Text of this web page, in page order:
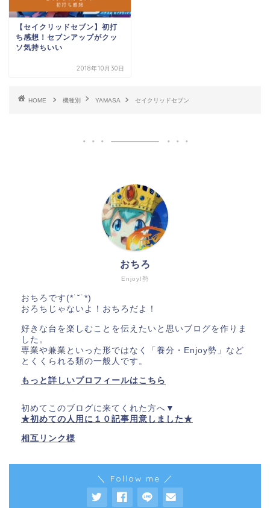
【セイクリッドセブン】初打
ち感想！セブンアップがクッ
ソ気持ちいい
2018年10月30日
HOME 機種別 YAMASA セイクリッドセブン
Enjoy!勢
おちろ
おちろです(*˙˘˙*)
おろちじゃないよ！おちろだよ！
好きな台を楽しむことを伝えたいと思いブログを作りま
した。
専業や兼業といった形ではなく「養分・Enjoy勢」など
とくくられる類の一般人です。
もっと詳しいプロフィールはこちら
初めてこのブログに来てくれた方へ▼
★初めての人用に１０記事用意しました★
相互リンク様
＼ Follow me ／